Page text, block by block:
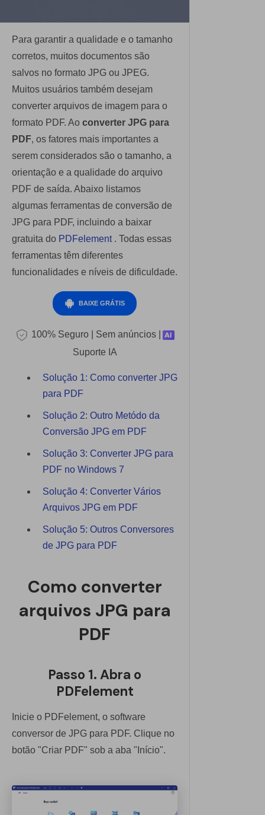
Comprimir PDF
Juntar PDF
Word para PDF
Leitor de PDF com IA
Mais ferramentas online
Novo PDFelement：
inteligente, rápido e fácil
Do poder da IA às ferramentas em massa
tarefa em PDF simples e rápida.
Baixe Grátis
Editar PDF
Organizar PDF
Formulário PDF
PDF em Lote
Assinar Legalmente
Redigir Inteligente
PDF OCR
Extrair Dados em PDF
PDF Protegido por Senha
Compartilhar PDF
Resumidor de PDF com IA
Tradutor de PDF com IA
Verificador Gramatical com IA
Conversar com Imagem
Detectar Conteúdo de IA
Reescrever PDF com IA
Explicar PDF com IA
Gerador de imagens com IA
Todos os recursos do PDF
Dicas de negócios
Conhecimento de PDF
Encontre mais tópicos
Soluções de PDF para
Educação
Serviço de TI
Jurídico
Saúde
Financeiro
Publicação
Freelancer
Avaliações & Prêmios
Histórias de clientes
Avaliações de clientes
Prêmios G2
Comparação de software PDF
Guia do usuário
PDFelement para Windows
PDFelement para iOS
Vídeos Tutoriais
Suporte
Contatar Suporte
Novidades
Central de Downloads
Atualizar para o PDFelement 12
Para garantir a qualidade e o tamanho
corretos, muitos documentos são
salvos no formato JPG ou JPEG.
Muitos usuários também desejam
converter arquivos de imagem para o
formato PDF. Ao converter JPG para
PDF, os fatores mais importantes a
serem considerados são o tamanho, a
orientação e a qualidade do arquivo
PDF de saída. Abaixo listamos
algumas ferramentas de conversão de
JPG para PDF, incluindo a baixar
gratuita do PDFelement. Todas essas
ferramentas têm diferentes
funcionalidades e níveis de dificuldade.
BAIXE GRÁTIS
100% Seguro | Sem anúncios |
Suporte IA
Solução 1: Como converter JPG
para PDF
Solução 2: Outro Metódo da
Conversão JPG em PDF
Solução 3: Converter JPG para
PDF no Windows 7
Solução 4: Converter Vários
Arquivos JPG em PDF
Solução 5: Outros Conversores
de JPG para PDF
Como converter
arquivos JPG para
PDF
Passo 1. Abra o
PDFelement
Inicie o PDFelement, o software
conversor de JPG para PDF. Clique no
botão "Criar PDF" sob a aba "Início".